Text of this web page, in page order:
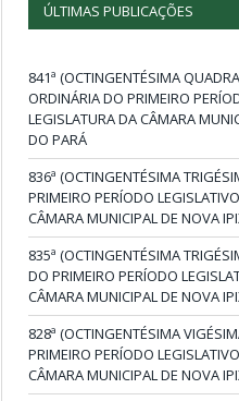
ÚLTIMAS PUBLICAÇÕES
841ª (OCTINGENTÉSIMA
ORDINÁRIA DO PRIMEIRO
LEGISLATURA DA CÂMARA
DO PARÁ
836ª (OCTINGENTÉSIMA
PRIMEIRO PERÍODO
CÂMARA MUNICIPAL DE NOVA
835ª (OCTINGENTÉSIMA
DO PRIMEIRO PERÍODO
CÂMARA MUNICIPAL DE NOVA
828ª (OCTINGENTÉSIMA
PRIMEIRO PERÍODO
CÂMARA MUNICIPAL DE NOVA